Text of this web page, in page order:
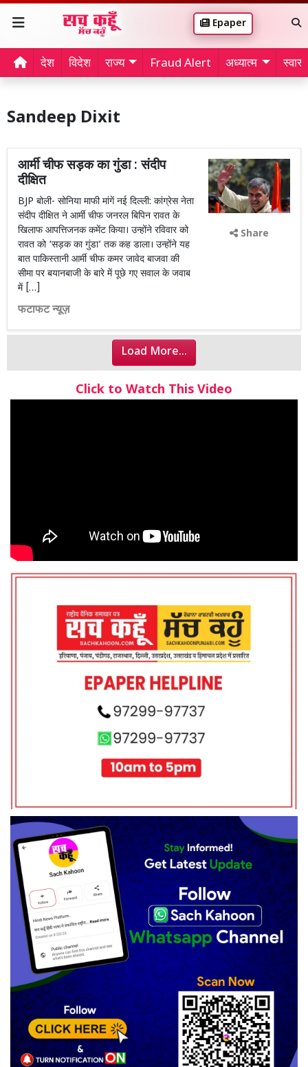
Epaper
देश विदेश राज्य Fraud Alert अध्यात्म
Sandeep Dixit
आर्मी चीफ सड़क का गुंडा : संदीप
दीक्षित
BJP बोली- सोनिया माफी मांगें नई दिल्ली: कांग्रेस नेता
संदीप दीक्षित ने आर्मी चीफ जनरल बिपिन रावत के
खिलाफ आपत्तिजनक कमेंट किया। उन्होंने रविवार को
रावत को ‘सड़क का गुंडा’ तक कह डाला। उन्होंने यह
बात पाकिस्तानी आर्मी चीफ कमर जावेद बाजवा की
सीमा पर बयानबाजी के बारे में पूछे गए सवाल के जवाब
में […]
फटाफट न्यूज़
Share
Load More...
Click to Watch This Video